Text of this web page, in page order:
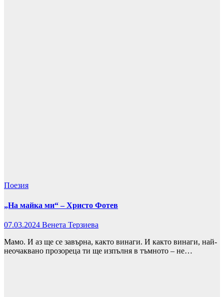
Поезия
„На майка ми“ – Христо Фотев
07.03.2024 Венета Терзиева
Мамо. И аз ще се завърна, както винаги. И както винаги, най-
неочаквано прозореца ти ще изпълня в тъмното – не…